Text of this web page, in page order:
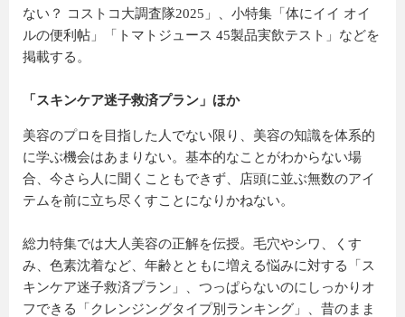
ない？ コストコ大調査隊2025」、小特集「体にイイ オイ
ルの便利帖」「トマトジュース 45製品実飲テスト」などを
掲載する。
「スキンケア迷子救済プラン」ほか
美容のプロを目指した人でない限り、美容の知識を体系的
に学ぶ機会はあまりない。基本的なことがわからない場
合、今さら人に聞くこともできず、店頭に並ぶ無数のアイ
テムを前に立ち尽くすことになりかねない。
総力特集では大人美容の正解を伝授。毛穴やシワ、くす
み、色素沈着など、年齢とともに増える悩みに対する「ス
キンケア迷子救済プラン」、つっぱらないのにしっかりオ
フできる「クレンジングタイプ別ランキング」、昔のまま